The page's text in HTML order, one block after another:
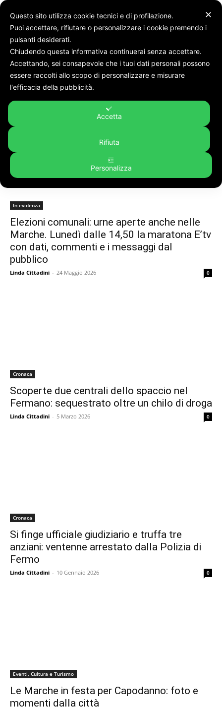
Tag:fermo
In evidenza
Elezioni comunali: urne aperte anche nelle
Marche. Lunedì dalle 14,50 la maratona E’tv
con dati, commenti e i messaggi dal
pubblico
Linda Cittadini - 24 Maggio 2026 0
Cronaca
Scoperte due centrali dello spaccio nel
Fermano: sequestrato oltre un chilo di droga
Linda Cittadini - 5 Marzo 2026 0
Cronaca
Si finge ufficiale giudiziario e truffa tre
anziani: ventenne arrestato dalla Polizia di
Fermo
Linda Cittadini - 10 Gennaio 2026 0
Eventi, Cultura e Turismo
Le Marche in festa per Capodanno: foto e
momenti dalla città
✕
Questo sito utilizza cookie tecnici e di profilazione.
Puoi accettare, rifiutare o personalizzare i cookie premendo i
pulsanti desiderati.
Chiudendo questa informativa continuerai senza accettare.
Accettando, sei consapevole che i tuoi dati personali possono
essere raccolti allo scopo di personalizzare e misurare
l'efficacia della pubblicità.
Accetta
Rifiuta
Personalizza